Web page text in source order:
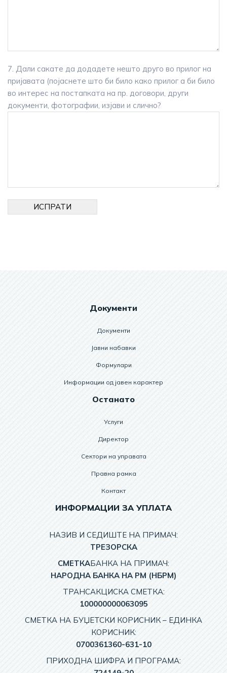
7. Дали сакате да додадете нешто друго во прилог на
пријавата (појаснете што би било како прилог а би било
во интерес на постапката на пр. договори, други
документи, фотографии, изјави и слично?
Документи
Документи
Јавни набавки
Формулари
Информации од јавен карактер
Останато
Услуги
Директор
Сектори на управата
Правна рамка
Контакт
ИНФОРМАЦИИ ЗА УПЛАТА
НАЗИВ И СЕДИШТЕ НА ПРИМАЧ:
TРЕЗОРСКА
СМЕТКАБАНКА НА ПРИМАЧ:
НАРОДНА БАНКА НА РМ (НБРМ)
ТРАНСАКЦИСКА СМЕТКА:
100000000063095
СМЕТКА НА БУЏЕТСКИ КОРИСНИК – EДИНКА
КОРИСНИК:
0700361360-631-10
ПРИХОДНА ШИФРА И ПРОГРАМА: